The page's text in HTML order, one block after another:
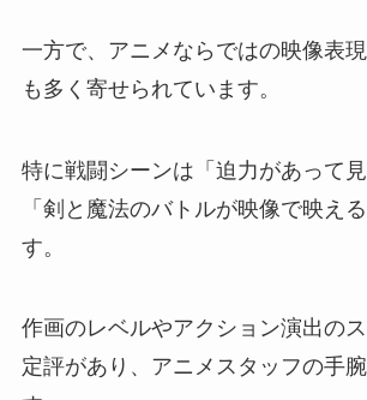
一方で、アニメならではの映像表
も多く寄せられています。
特に戦闘シーンは「迫力があって見
「剣と魔法のバトルが映像で映え
す。
作画のレベルやアクション演出の
定評があり、アニメスタッフの手